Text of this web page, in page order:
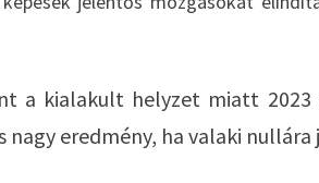
a kialakult helyzet miatt
nagy eredmény, ha valaki nullára